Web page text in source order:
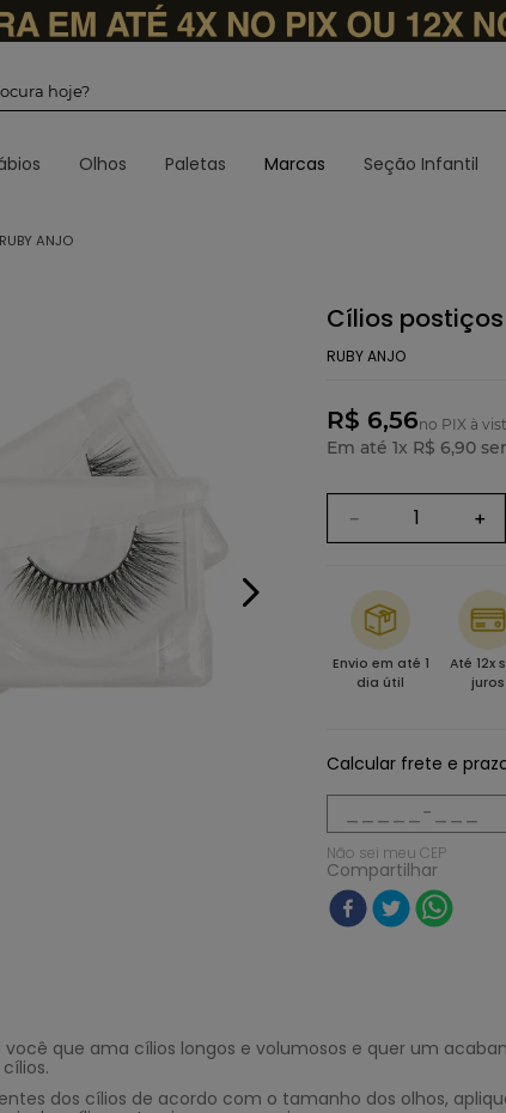
Olhos Paletas Marcas Seção Infantil
ANJO
Cílios
RUBY ANJO
R$ 6,56no PIX à
Em até 1x R$ 6,90
＋
－
Envio em até 1
dia útil
Até 12x
juros
Calcular frete e
Não sei meu CEP
Compartilhar
que ama cílios longos e volumosos e quer um
dos cílios de acordo com o tamanho dos olhos,